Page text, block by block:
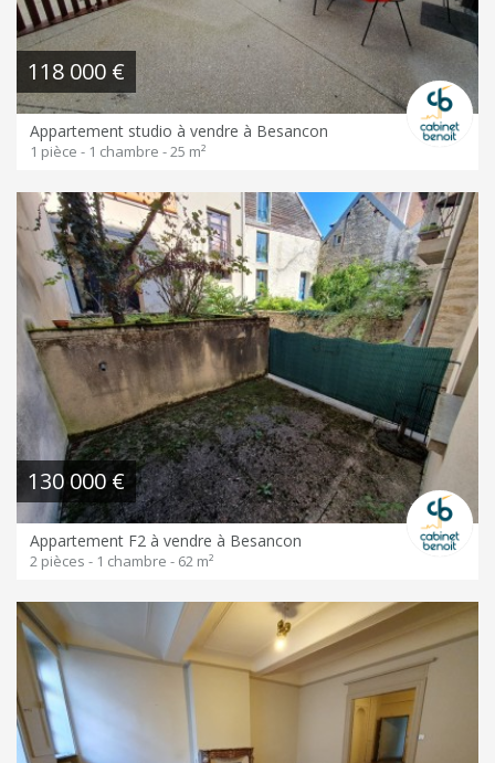
118 000 €
Appartement studio à vendre à Besancon
1 pièce - 1 chambre - 25 m²
130 000 €
Appartement F2 à vendre à Besancon
2 pièces - 1 chambre - 62 m²